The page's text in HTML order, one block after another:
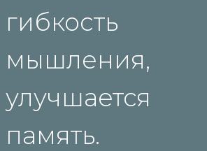
гибкость
мышления,
улучшается
память.